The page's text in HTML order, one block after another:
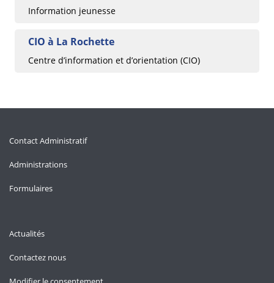
Information jeunesse
CIO à La Rochette
Centre d’information et d’orientation (CIO)
Contact Administratif
Administrations
Formulaires
Actualités
Contactez nous